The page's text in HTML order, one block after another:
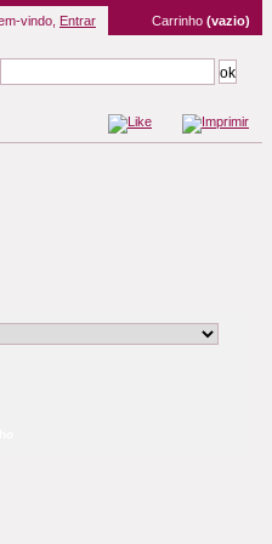
Carrinho (vazio)
vindo, Entrar